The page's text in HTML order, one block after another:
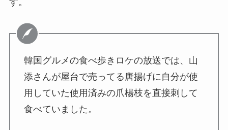
韓国グルメの食べ歩きロケの放送では、山
添さんが屋台で売ってる唐揚げに自分が使
用していた使用済みの爪楊枝を直接刺して
食べていました。